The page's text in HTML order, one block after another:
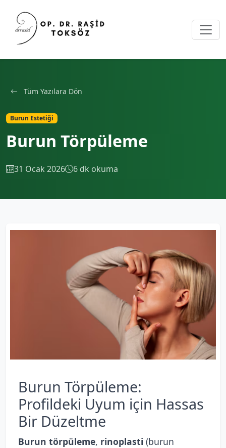
Tüm Yazılara Dön
Burun Estetiği
Burun Törpüleme
31 Ocak 2026 6 dk okuma
Burun Törpüleme:
Profildeki Uyum için Hassas
Bir Düzeltme
Burun törpüleme, rinoplasti (burun